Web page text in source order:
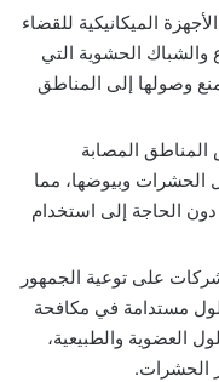
الميكانيكية للقضاء
والشباك الحشوية التي
وصولها إلى المناطق
المصابة
الحشرات وبيوضها، مما
الحاجة إلى استخدام
على توعية الجمهور
مستدامة في مكافحة
العضوية والطبيعية،
الحشرات.